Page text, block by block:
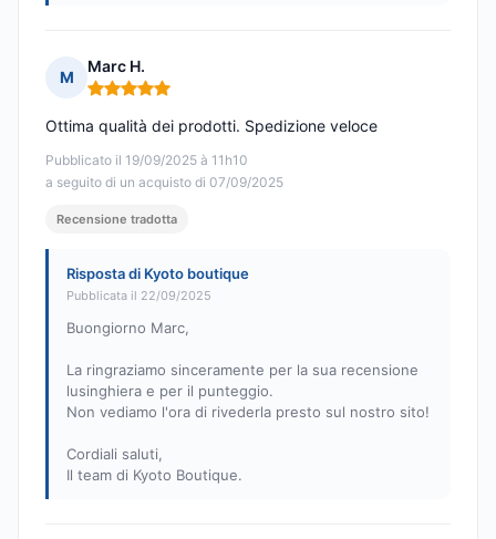
M
Marc H.
Nota: 5 su 5
Pubblicato il 19/09/2025 à 11h10
a seguito di un acquisto di 07/09/2025
Ottima qualità dei prodotti. Spedizione veloce
Recensione tradotta
Risposta di Kyoto boutique
Pubblicata il 22/09/2025
Buongiorno Marc,
La ringraziamo sinceramente per la sua recensione
lusinghiera e per il punteggio.
Non vediamo l'ora di rivederla presto sul nostro sito!
Cordiali saluti,
Il team di Kyoto Boutique.